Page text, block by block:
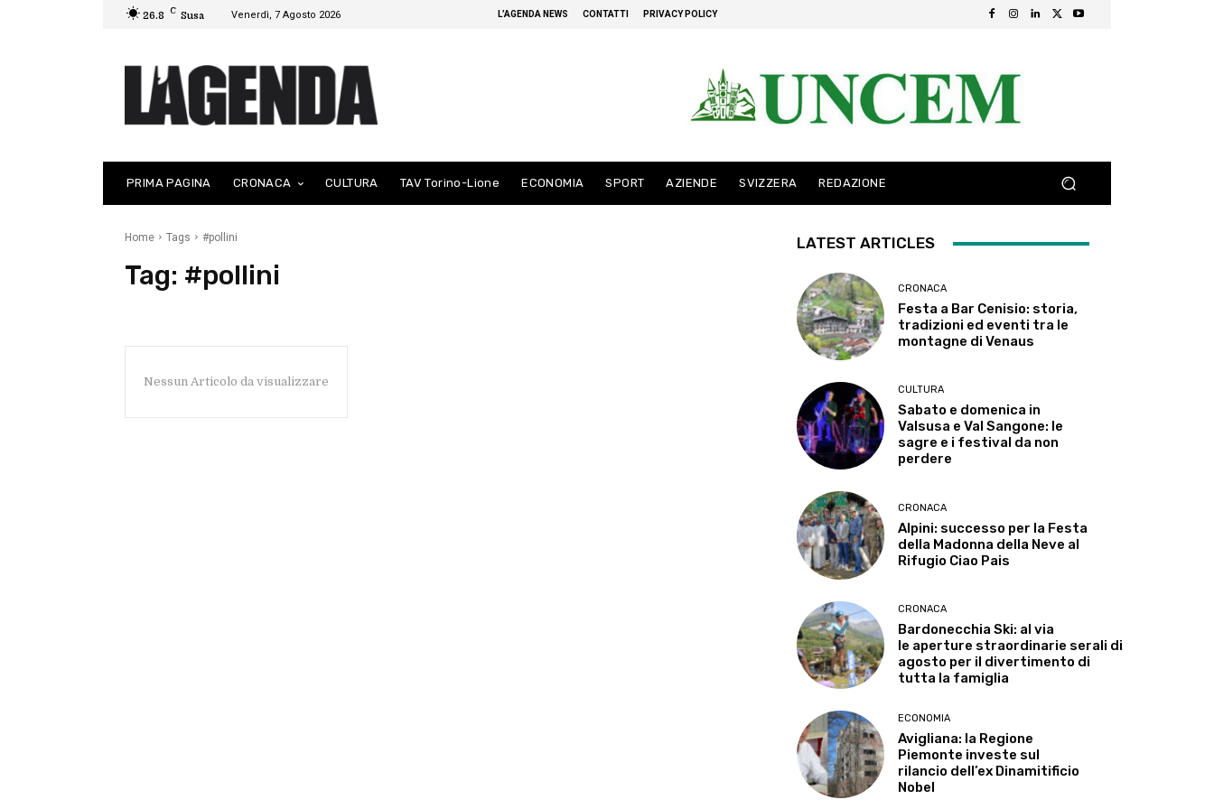
26.8 C Susa Venerdì, 7 Agosto 2026 L’AGENDA NEWS CONTATTI PRIVACY POLICY
PRIMA PAGINA CRONACA CULTURA TAV Torino-Lione ECONOMIA SPORT AZIENDE SVIZZERA REDAZIONE
Home Tags #pollini
Tag: #pollini
Nessun Articolo da visualizzare
LATEST ARTICLES
CRONACA
Festa a Bar Cenisio: storia,
tradizioni ed eventi tra le
montagne di Venaus
CULTURA
Sabato e domenica in
Valsusa e Val Sangone: le
sagre e i festival da non
perdere
CRONACA
Alpini: successo per la Festa
della Madonna della Neve al
Rifugio Ciao Pais
CRONACA
Bardonecchia Ski: al via
le aperture straordinarie serali di
agosto per il divertimento di
tutta la famiglia
ECONOMIA
Avigliana: la Regione
Piemonte investe sul
rilancio dell’ex Dinamitificio
Nobel